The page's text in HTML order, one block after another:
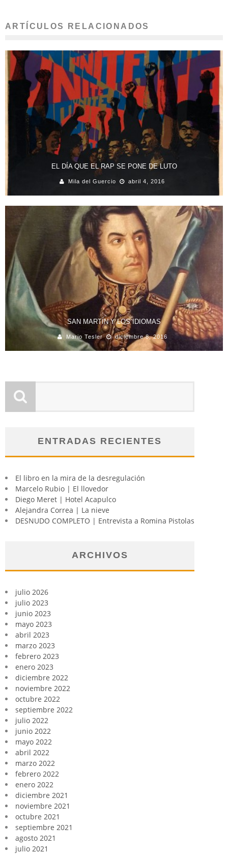
ARTÍCULOS RELACIONADOS
EL DÍA QUE EL RAP SE PONE DE LUTO
Mila del Guercio abril 4, 2016
SAN MARTÍN Y LOS IDIOMAS
Mario Tesler diciembre 8, 2016
ENTRADAS RECIENTES
El libro en la mira de la desregulación
Marcelo Rubio | El llovedor
Diego Meret | Hotel Acapulco
Alejandra Correa | La nieve
DESNUDO COMPLETO | Entrevista a Romina Pistolas
ARCHIVOS
julio 2026
julio 2023
junio 2023
mayo 2023
abril 2023
marzo 2023
febrero 2023
enero 2023
diciembre 2022
noviembre 2022
octubre 2022
septiembre 2022
julio 2022
junio 2022
mayo 2022
abril 2022
marzo 2022
febrero 2022
enero 2022
diciembre 2021
noviembre 2021
octubre 2021
septiembre 2021
agosto 2021
julio 2021